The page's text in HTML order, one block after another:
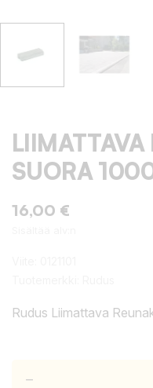
SUORA
16,00 €
Rudus Liimattava
–